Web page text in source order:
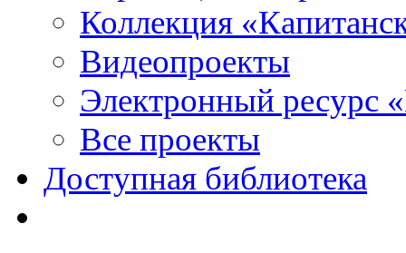
Коллекция
Видеопроекты
Электронный ресурс
Все проекты
Доступная библиотека